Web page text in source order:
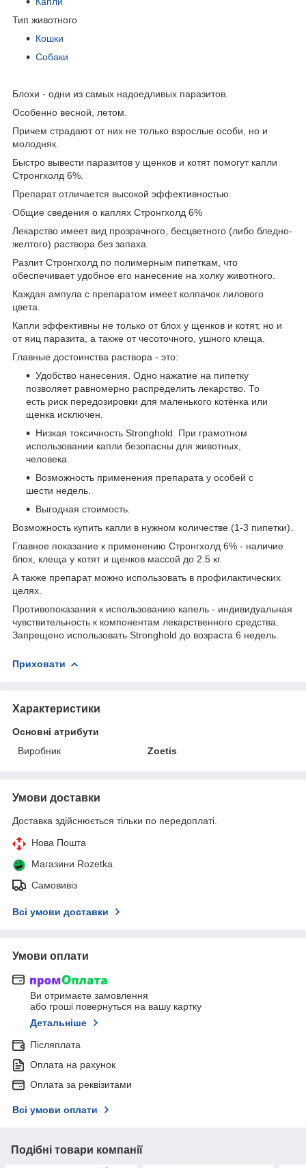
Тип животного
Кошки
Собаки
Блохи - одни из самых надоедливых паразитов.
Особенно весной, летом.
Причем страдают от них не только взрослые особи, но и
молодняк.
Быстро вывести паразитов у щенков и котят помогут капли
Стронгхолд 6%.
Препарат отличается высокой эффективностью.
Общие сведения о каплях Стронгхолд 6%
Лекарство имеет вид прозрачного, бесцветного (либо бледно-
желтого) раствора без запаха.
Разлит Стронгхолд по полимерным пипеткам, что
обеспечивает удобное его нанесение на холку животного.
Каждая ампула с препаратом имеет колпачок лилового
цвета.
Капли эффективны не только от блох у щенков и котят, но и
от яиц паразита, а также от чесоточного, ушного клеща.
Главные достоинства раствора - это:
Удобство нанесения. Одно нажатие на пипетку
позволяет равномерно распределить лекарство. То
есть риск передозировки для маленького котёнка или
щенка исключен.
Низкая токсичность Stronghold. При грамотном
использовании капли безопасны для животных,
человека.
Возможность применения препарата у особей с
шести недель.
Выгодная стоимость.
Возможность купить капли в нужном количестве (1-3 пипетки).
Главное показание к применению Стронгхолд 6% - наличие
блох, клеща у котят и щенков массой до 2.5 кг.
А также препарат можно использовать в профилактических
целях.
Противопоказания к использованию капель - индивидуальная
чувствительность к компонентам лекарственного средства.
Запрещено использовать Stronghold до возраста 6 недель.
Приховати
Характеристики
Основні атрибути
Виробник
Zoetis
Умови доставки
Доставка здійснюється тільки по передоплаті.
Нова Пошта
Магазини Rozetka
Самовивіз
Всі умови доставки
Умови оплати
Ви отримаєте замовлення
або гроші повернуться на вашу картку
Детальніше
Післяплата
Оплата на рахунок
Оплата за реквізитами
Всі умови оплати
Подібні товари компанії